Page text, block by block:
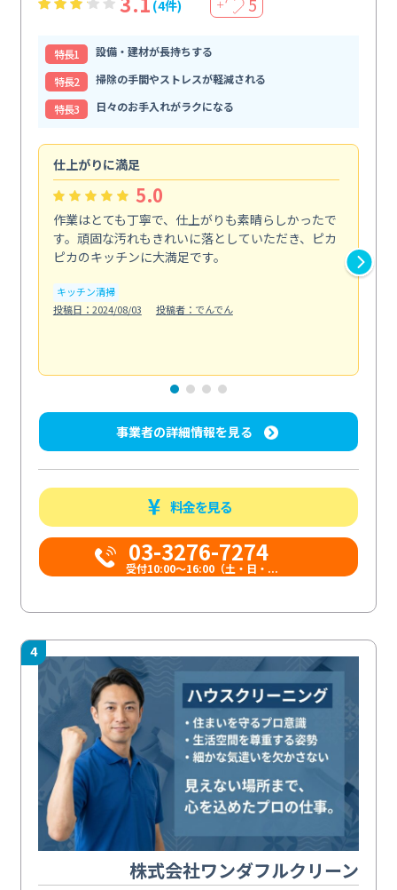
(4件) ＋ 5
特⻑1
設備・建材が長持ちする
特⻑2
掃除の手間やストレスが軽減される
特⻑3
日々のお手入れがラクになる
仕上がりに満足
5.0
作業はとても丁寧で、仕上がりも素晴らしかったで
す。頑固な汚れもきれいに落としていただき、ピカ
ピカのキッチンに大満足です。
キッチン清掃
投稿日：2024/08/03
投稿者：でんでん
事業者の詳細情報を見る
料金を見る
03-3276-7274
受付10:00〜16:00（土・日・...
4
株式会社ワンダフルクリーン